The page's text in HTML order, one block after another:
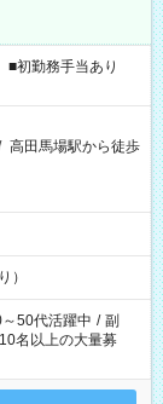
初勤務手当あり
高田馬場駅から徒歩
）
50代活躍中 / 副
10名以上の大量募